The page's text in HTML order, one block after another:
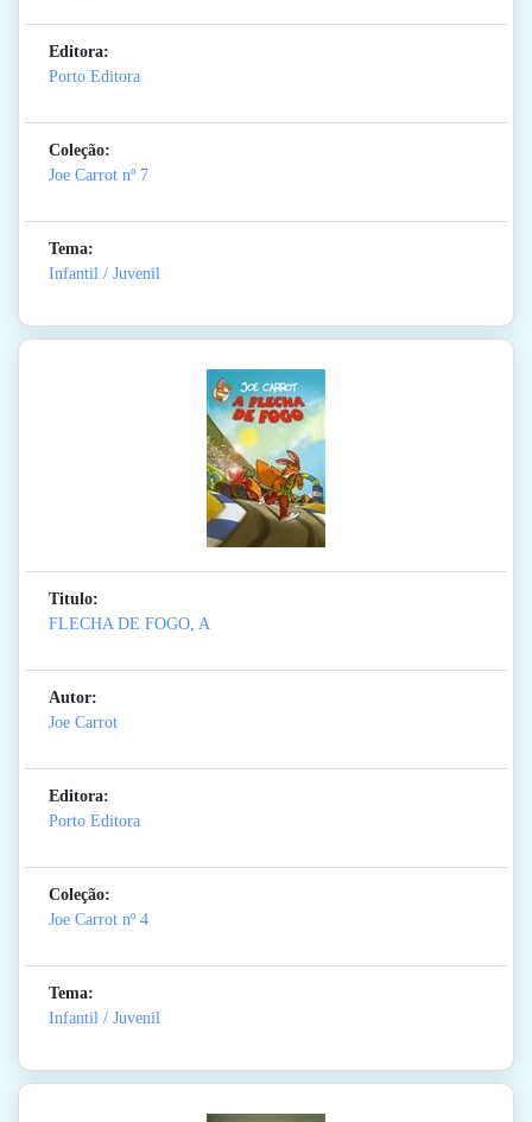
Editora:
Porto Editora
Coleção:
Joe Carrot nº 7
Tema:
Infantil / Juvenil
Titulo:
FLECHA DE FOGO, A
Autor:
Joe Carrot
Editora:
Porto Editora
Coleção:
Joe Carrot nº 4
Tema:
Infantil / Juvenil